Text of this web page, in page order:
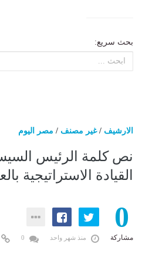
بحث سريع:
الارشيف /غير مصنف / مصر اليوم
نص كلمة الرئيس
القيادة الاستراتيجية
0
مشاركة منذ شهر واحد